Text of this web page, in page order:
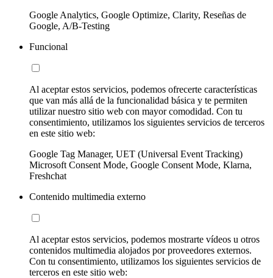
Google Analytics, Google Optimize, Clarity, Reseñas de
Google, A/B-Testing
Funcional
Al aceptar estos servicios, podemos ofrecerte características
que van más allá de la funcionalidad básica y te permiten
utilizar nuestro sitio web con mayor comodidad. Con tu
consentimiento, utilizamos los siguientes servicios de terceros
en este sitio web:
Google Tag Manager, UET (Universal Event Tracking)
Microsoft Consent Mode, Google Consent Mode, Klarna,
Freshchat
Contenido multimedia externo
Al aceptar estos servicios, podemos mostrarte vídeos u otros
contenidos multimedia alojados por proveedores externos.
Con tu consentimiento, utilizamos los siguientes servicios de
terceros en este sitio web: